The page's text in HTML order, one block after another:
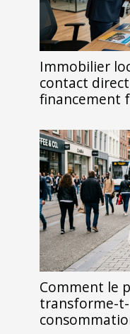
Immobilier
contact
financement
Comment le
transforme-